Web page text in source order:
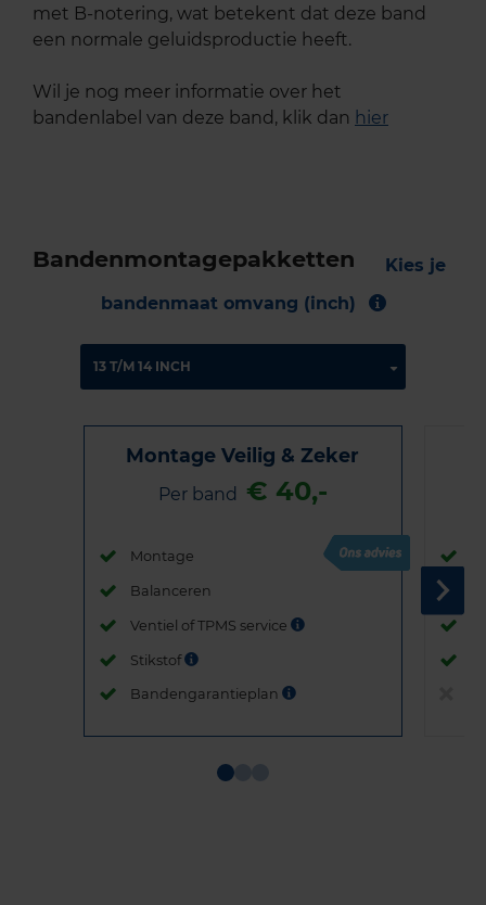
met B-notering, wat betekent dat deze band
een normale geluidsproductie heeft.
Wil je nog meer informatie over het
bandenlabel van deze band, klik dan hier
Bandenmontagepakketten
Kies je
bandenmaat omvang (inch)
Montage Veilig & Zeker
Per band € 40,-
Montage
Balanceren
Ventiel of TPMS service
Stikstof
Bandengarantieplan